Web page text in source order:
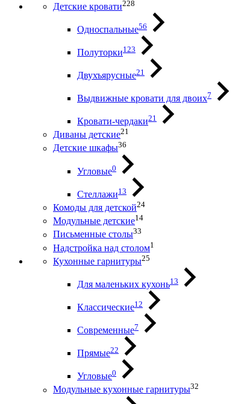
Детские кровати228
Односпальные56
Полуторки123
Двухъярусные21
Выдвижные кровати для двоих7
Кровати-чердаки21
Диваны детские21
Детские шкафы36
Угловые0
Стеллажи13
Комоды для детской24
Модульные детские14
Письменные столы33
Надстройка над столом1
Кухонные гарнитуры25
Для маленьких кухонь13
Классические12
Современные7
Прямые22
Угловые0
Модульные кухонные гарнитуры32